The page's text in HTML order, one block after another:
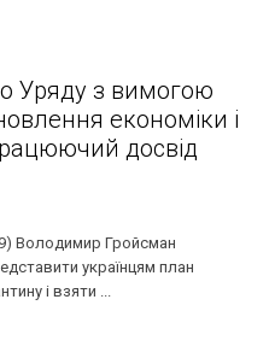
Уряду з вимогою
економіки і
досвід
Володимир Гройсман
українцям план
і взяти ...